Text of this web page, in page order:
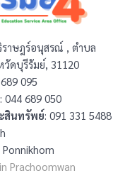
ราษฎร์อนุสรณ์ , ตำบล
ดบุรีรัมย์, 31120
095
: 044 689 050
สินทรัพย์: 091 331 5488
Prachoomwan